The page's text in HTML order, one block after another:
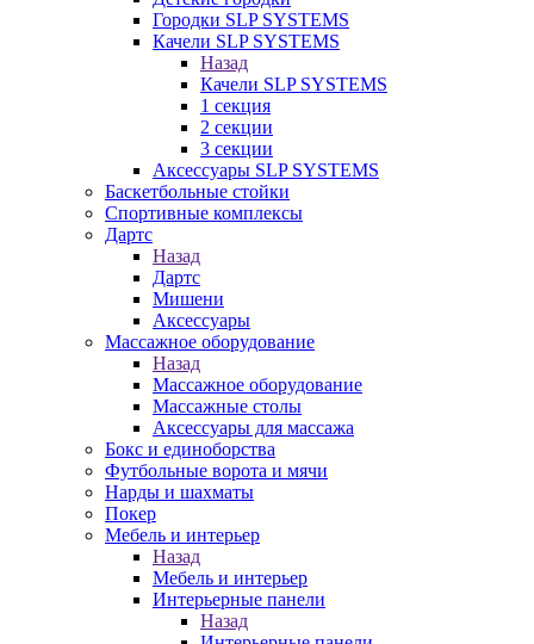
Городки SLP SYSTEMS
Качели SLP SYSTEMS
Назад
Качели SLP SYSTEMS
1 секция
2 секции
3 секции
Аксессуары SLP SYSTEMS
Баскетбольные стойки
Спортивные комплексы
Дартс
Назад
Дартс
Мишени
Аксессуары
Массажное оборудование
Назад
Массажное оборудование
Массажные столы
Аксессуары для массажа
Бокс и единоборства
Футбольные ворота и мячи
Нарды и шахматы
Покер
Мебель и интерьер
Назад
Мебель и интерьер
Интерьерные панели
Назад